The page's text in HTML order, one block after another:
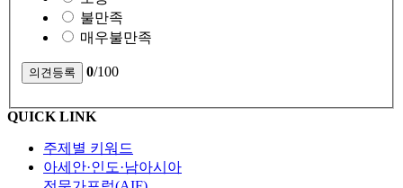
불만족
매우불만족
0/100
QUICK LINK
주제별 키워드
아세안·인도·남아시아